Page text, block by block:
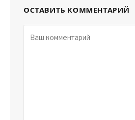
ОСТАВИТЬ КОММЕНТАРИЙ